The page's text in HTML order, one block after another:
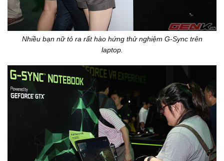
Nhiều bạn nữ tỏ ra rất hào hứng thử nghiệm G-Sync trên
laptop.